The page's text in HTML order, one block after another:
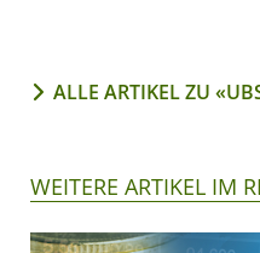
ALLE ARTIKEL ZU
WEITERE ARTIKEL IM